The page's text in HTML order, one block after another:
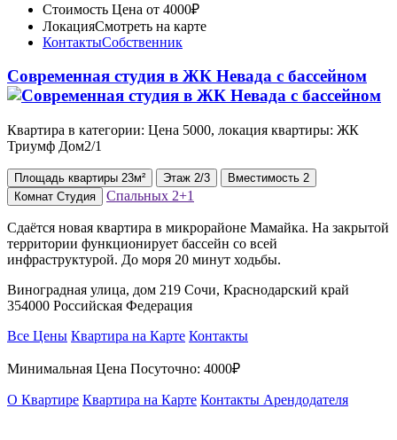
Стоимость Цена от 4000₽
ЛокацияСмотреть на карте
КонтактыСобственник
Современная студия в ЖК Невада с бассейном
Квартира в категории: Цена 5000, локация квартиры: ЖК
Триумф Дом2/1
Площадь квартиры 23м² Этаж 2/3 Вместимость 2
Комнат Студия Спальных 2+1
Сдаётся новая квартира в микрорайоне Мамайка. На закрытой
территории функционирует бассейн со всей
инфраструктурой. До моря 20 минут ходьбы.
Виноградная улица, дом 219 Сочи, Краснодарский край
354000 Российская Федерация
Все Цены Квартира на Карте Контакты
Минимальная Цена Посуточно: 4000₽
О Квартире Квартира на Карте Контакты Арендодателя